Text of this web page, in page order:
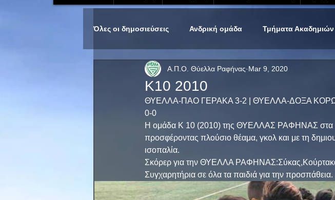
Όλες οι δημοσιεύσεις Ανδρική ομάδα Τμήματα Ακαδημιών
Κ10 2010
Α.Π.Ο. Θύελλα Ραφήνας Mar 9, 2020
ΘΥΕΛΛΑ-ΠΑΟ ΓΕΡΑΚΑ 3-2 | ΘΥΕΛΛΑ-ΔΟΞΑ
0-0
Η ομάδα Κ 10 (2010) της ΘΥΕΛΛΑΣ ΡΑΦΗΝΑΣ στα
προσφέροντας πλούσιο θέαμα, γκολ και με τη
ισοπαλία.
Σκόρερ για την ΘΥΕΛΛΑ
Συγχαρητήρια σε όλα τα παιδιά για την προσπάθεια.